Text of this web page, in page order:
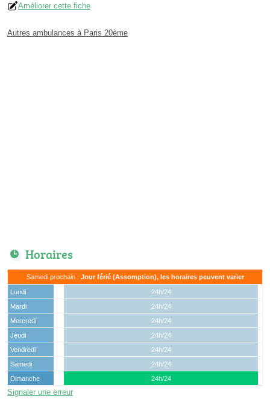
Améliorer cette fiche
Autres ambulances à Paris 20ème
Horaires
Samedi prochain : Jour férié (Assomption), les horaires peuvent varier
Lundi
24h/24
Mardi
24h/24
Mercredi
24h/24
Jeudi
24h/24
Vendredi
24h/24
Samedi
24h/24
Dimanche
24h/24
Signaler une erreur